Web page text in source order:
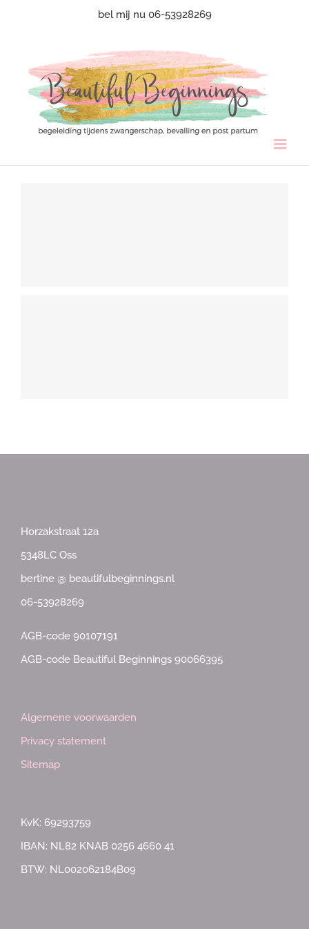
bel mij nu 06-53928269
Horzakstraat 12a
5348LC Oss
bertine @ beautifulbeginnings.nl
06-53928269
AGB-code 90107191
AGB-code Beautiful Beginnings 90066395
Algemene voorwaarden
Privacy statement
Sitemap
KvK: 69293759
IBAN: NL82 KNAB 0256 4660 41
BTW: NL002062184B09